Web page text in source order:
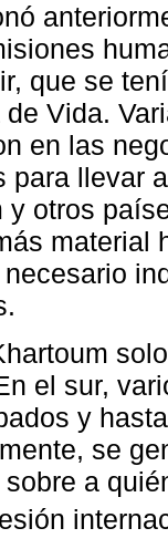
que se
Vida.
en las
para llevar
y otros
material
el sur,
y
se
a